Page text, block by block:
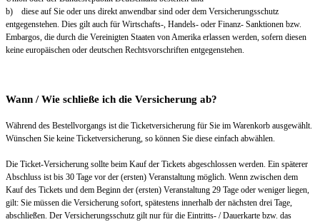
b) diese auf Sie oder uns direkt anwendbar sind oder dem Versicherungsschutz
entgegenstehen. Dies gilt auch für Wirtschafts-, Handels- oder Finanz- Sanktionen bzw.
Embargos, die durch die Vereinigten Staaten von Amerika erlassen werden, sofern diesen
keine europäischen oder deutschen Rechtsvorschriften entgegenstehen.
Wann / Wie schließe ich die Versicherung ab?
Während des Bestellvorgangs ist die Ticketversicherung für Sie im Warenkorb ausgewählt.
Wünschen Sie keine Ticketversicherung, so können Sie diese einfach abwählen.
Die Ticket-Versicherung sollte beim Kauf der Tickets abgeschlossen werden. Ein späterer
Abschluss ist bis 30 Tage vor der (ersten) Veranstaltung möglich. Wenn zwischen dem
Kauf des Tickets und dem Beginn der (ersten) Veranstaltung 29 Tage oder weniger liegen,
gilt: Sie müssen die Versicherung sofort, spätestens innerhalb der nächsten drei Tage,
abschließen. Der Versicherungsschutz gilt nur für die Eintritts- / Dauerkarte bzw. das